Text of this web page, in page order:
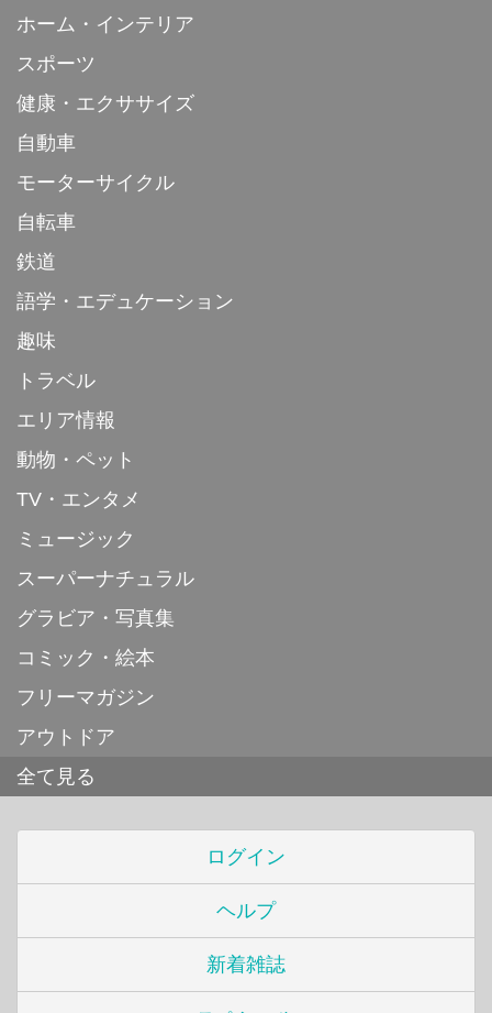
ホーム・インテリア
スポーツ
健康・エクササイズ
自動車
モーターサイクル
自転車
鉄道
語学・エデュケーション
趣味
トラベル
エリア情報
動物・ペット
TV・エンタメ
ミュージック
スーパーナチュラル
グラビア・写真集
コミック・絵本
フリーマガジン
アウトドア
全て見る
ログイン
ヘルプ
新着雑誌